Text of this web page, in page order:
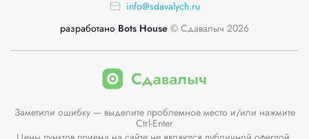
info@sdavalych.ru
разработано Bots House © Сдавалыч 2026
Заметили ошибку — выделите проблемное место и/или нажмите
Ctrl-Enter